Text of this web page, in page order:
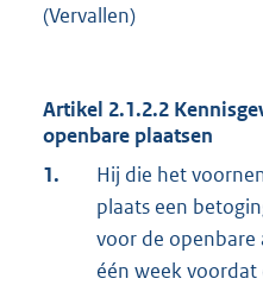
(Vervallen)
Artikel 2.1.2.2
openbare plaatsen
1.
Hij die het
plaats een
voor de
één week